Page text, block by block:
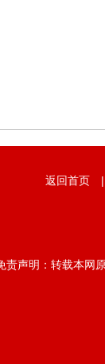
返回首页
责声明：转载本网